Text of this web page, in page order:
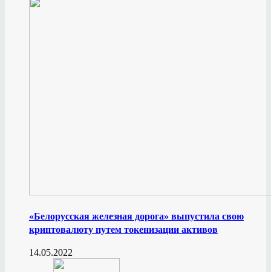
«Белорусская железная дорога» выпустила свою
криптовалюту путем токенизации активов
14.05.2022